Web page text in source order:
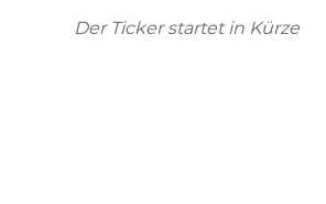
Der Ticker startet in Kürze